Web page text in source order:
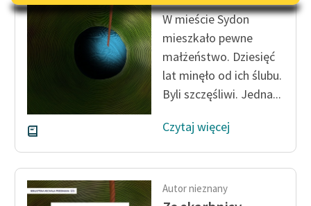
uczennic i uczniów z
niepełnosprawnościami
E-kolekcja lektur
szkolnych i literatury do
niepełnosprawnościami
Feministyczne inspiracje.
skandynawskiej literatury
feministycznej
W mieście Sydon
mieszkało pewne
małżeństwo. Dziesięć
lat minęło od ich ślubu.
Byli szczęśliwi. Jedna...
Czytaj więcej
Autor nieznany